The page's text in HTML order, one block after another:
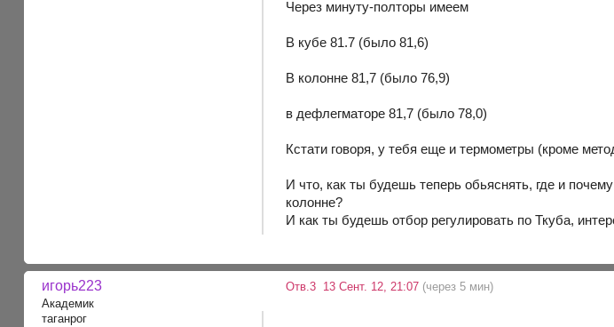
Через минуту-полторы имеем
В кубе 81.7 (было 81,6)
В колонне 81,7 (было 76,9)
в дефлегматоре 81,7 (было 78,0)
Кстати говоря, у тебя еще и термометры (кроме
И что, как ты будешь теперь обьяснять, где и
колонне?
И как ты будешь отбор регулировать по Ткуба,
игорь223
Академик
таганрог
Отв.3 13 Сент. 12, 21:07 (через 5 мин)